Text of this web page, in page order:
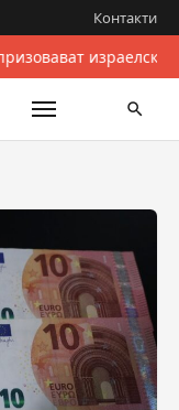
Контакти